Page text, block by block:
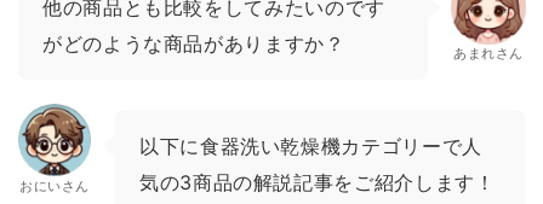
他の商品とも比較をしてみたいのです
がどのような商品がありますか？
あまれさん
おにいさん
以下に食器洗い乾燥機カテゴリーで人
気の3商品の解説記事をご紹介します！